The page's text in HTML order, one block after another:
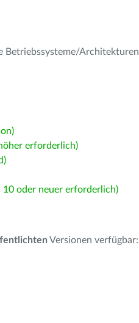
Betriebssysteme/
erforderlich)
oder neuer erforderlich)
Versionen verfügbar: